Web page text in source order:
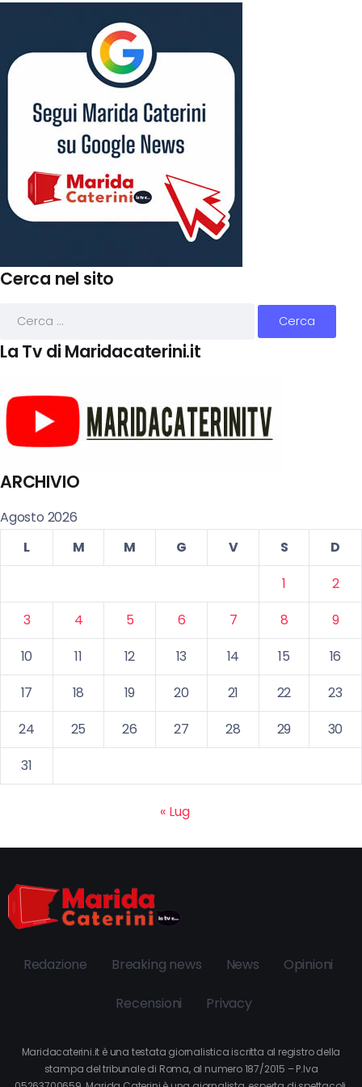
Cerca nel sito
La Tv di Maridacaterini.it
ARCHIVIO
Agosto 2026
L
M M G V S
D
1
2
3
4 5 6 7 8
9
10
11 12 13 14 15
16
17
18 19 20 21 22
23
24
25 26 27 28 29
30
31
« Lug
Redazione Breaking news News Opinioni
Recensioni Privacy
Maridacaterini.it è una testata giornalistica iscritta al registro della
stampa del tribunale di Roma, al numero 187/2015 – P.Iva